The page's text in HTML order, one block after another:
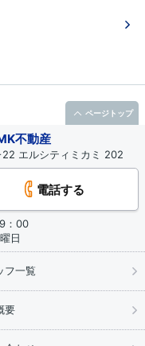
不動産
エルシティミカミ 202
電話する
：00
日
フ一覧
要
ページトップ